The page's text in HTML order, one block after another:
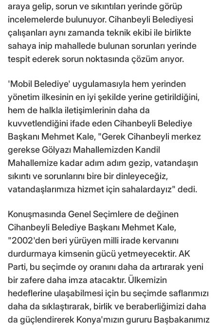
araya gelip, sorun ve sıkıntıları yerinde görüp
incelemelerde bulunuyor. Cihanbeyli Belediyesi
çalışanları aynı zamanda teknik ekibi ile birlikte
sahaya inip mahallede bulunan sorunları yerinde
tespit ederek sorun noktasında çözüm arıyor.
'Mobil Belediye' uygulamasıyla hem yerinden
yönetim ilkesinin en iyi şekilde yerine getirildiğini,
hem de halkla iletişimlerinin daha da
kuvvetlendiğini ifade eden Cihanbeyli Belediye
Başkanı Mehmet Kale, "Gerek Cihanbeyli merkez
gerekse Gölyazı Mahallemizden Kandil
Mahallemize kadar adım adım gezip, vatandaşın
sıkıntı ve sorunlarını bire bir dinleyeceğiz,
vatandaşlarımıza hizmet için sahalardayız" dedi.
Konuşmasında Genel Seçimlere de değinen
Cihanbeyli Belediye Başkanı Mehmet Kale,
"2002'den beri yürüyen milli irade kervanını
durdurmaya kimsenin gücü yetmeyecektir. AK
Parti, bu seçimde oy oranını daha da artırarak yeni
bir zafere daha imza atacaktır. Ülkemizin
hedeflerine ulaşabilmesi için bu seçimde saflarımızı
daha da sıklaştırarak, birlik ve beraberliğimizi daha
da güçlendirerek Konya'mızın gururu Başbakanımız